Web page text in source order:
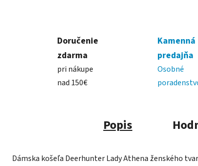
Doručenie
zdarma
pri nákupe
nad 150€
Kamenná
predajňa
Osobné
Popis
Dámska košeľa Deerhunter Lady Athena ženského